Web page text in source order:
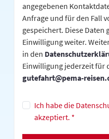
angegebenen
Anfrage und für den Fall
gespeichert. Diese
Einwilligung weiter.
in den
Einwilligung jederzeit für
gutefahrt@pema-
Ich habe die
akzeptiert. *